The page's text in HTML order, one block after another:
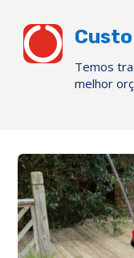

Temos
melhor